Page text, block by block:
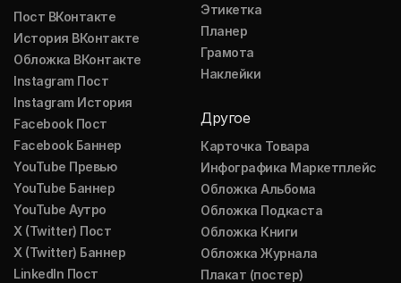
Пост ВКонтакте
История ВКонтакте
Обложка ВКонтакте
Instagram Пост
Instagram История
Facebook Пост
Facebook Баннер
YouTube Превью
YouTube Баннер
YouTube Аутро
X (Twitter) Пост
X (Twitter) Баннер
LinkedIn Пост
Этикетка
Планер
Грамота
Наклейки
Другое
Карточка Товара
Инфографика Маркетплейс
Обложка Альбома
Обложка Подкаста
Обложка Книги
Обложка Журнала
Плакат (постер)